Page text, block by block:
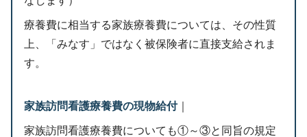
療養費に相当する家族療養費については、その性質
上、「みなす」ではなく被保険者に直接支給されま
す。
家族訪問看護療養費の現物給付｜
家族訪問看護療養費についても①～③と同旨の規定